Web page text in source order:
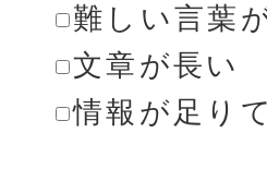
難しい言葉
文章が長い
情報が足り